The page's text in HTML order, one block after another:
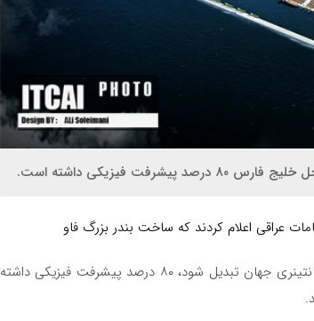
فیزیکی داشته است.
عراقی اعلام کردند که ساخت بندر بزرگ فاو
در ساحل خلیج فارس، که قرار است به یکی از بزرگ‌ترین بنادر کانتینری جهان تبدیل شود، ۸۰ درصد پیشرفت فیزیکی داشته